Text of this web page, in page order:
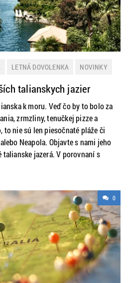
LETNÁ DOVOLENKA
NOVINKY
TALIANSKO
TIP NA VÝLET
talianskych jazier
k moru. Veď čo by to bolo za
zrmzliny, tenučkej pizze a
to nie sú len piesočnaté pláže či
Neapola. Objavte s nami jeho
jazerá. V porovnaní s
0